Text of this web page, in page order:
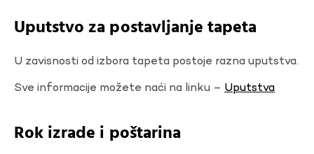
Uputstvo za postavljanje tapeta
U zavisnosti od izbora tapeta postoje razna uputstva.
Sve informacije možete naći na linku – Uputstva
Rok izrade i poštarina